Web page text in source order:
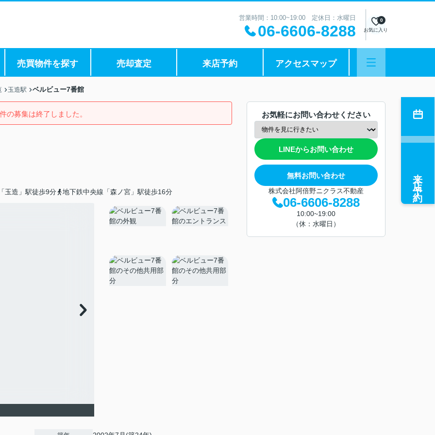
営業時間：10:00~19:00 定休日：水曜日
06-6606-8288 お気に入り
0
売買物件を探す 売却査定 来店予約 アクセスマップ
玉造駅 ベルビュー7番館
の募集は終了しました。
玉造」駅徒歩9分 地下鉄中央線「森ノ宮」駅徒歩16分
お気軽にお問い合わせください
LINEからお問い合わせ
無料お問い合わせ
株式会社阿倍野ニクラス不動産
06-6606-8288
10:00~19:00
（休：水曜日）
来店予約